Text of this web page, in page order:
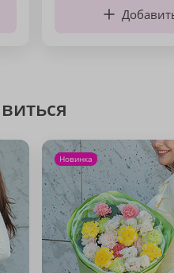
Новинка